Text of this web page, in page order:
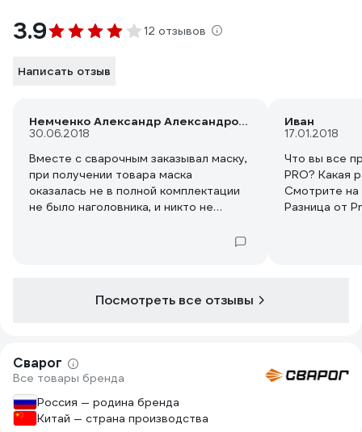
3.9 12 отзывов
Написать отзыв
Немченко Александр Александрович
30.06.2018
Вместе с сварочным заказывал маску,
при получении товара маска
оказалась не в полной комплектации
не было наголовника, и никто не
Иван
17.01.2018
Что вы все
PRO? Какая
Смотрите
Разница от
Посмотреть все отзывы
Сварог
Все товары бренда
Россия — родина бренда
Китай — страна производства